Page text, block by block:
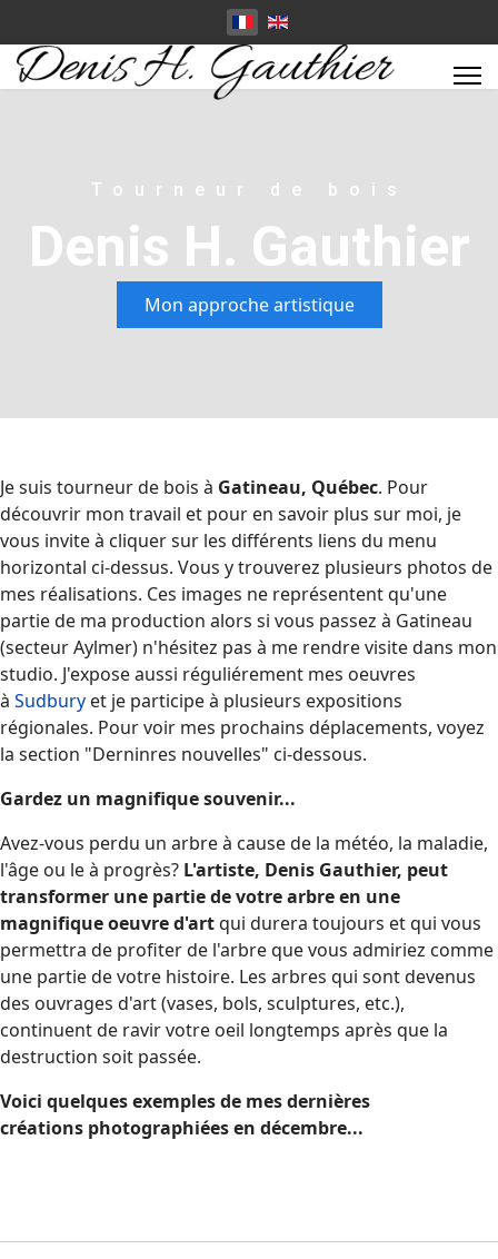
Tourneur de bois
Denis H. Gauthier
Mon approche artistique
Je suis tourneur de bois à Gatineau, Québec. Pour
découvrir mon travail et pour en savoir plus sur moi, je
vous invite à cliquer sur les différents liens du menu
horizontal ci-dessus. Vous y trouverez plusieurs photos de
mes réalisations. Ces images ne représentent qu'une
partie de ma production alors si vous passez à Gatineau
(secteur Aylmer) n'hésitez pas à me rendre visite dans mon
studio. J'expose aussi réguliérement mes oeuvres
à Sudbury et je participe à plusieurs expositions
régionales. Pour voir mes prochains déplacements, voyez
la section "Derninres nouvelles" ci-dessous.
Gardez un magnifique souvenir...
Avez-vous perdu un arbre à cause de la météo, la maladie,
l'âge ou le à progrès? L'artiste, Denis Gauthier, peut
transformer une partie de votre arbre en une
magnifique oeuvre d'artqui durera toujours et qui vous
permettra de profiter de l'arbre que vous admiriez comme
une partie de votre histoire. Les arbres qui sont devenus
des ouvrages d'art (vases, bols, sculptures, etc.),
continuent de ravir votre oeil longtemps après que la
destruction soit passée.
Voici quelques exemples de mes dernières
créations photographiées en décembre...